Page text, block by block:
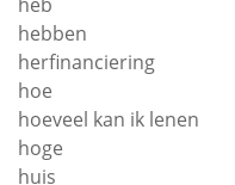
hebben
herfinanciering
hoe
hoeveel kan ik lenen
hoge
huis